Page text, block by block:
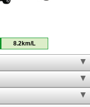
8.2km/L